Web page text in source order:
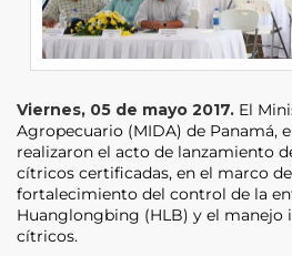
Viernes, 05 de mayo 2017. El
Agropecuario (MIDA) de Panamá,
realizaron el acto de lanzamiento
cítricos certificadas, en el marco
fortalecimiento del control de la
Huanglongbing (HLB) y el manejo
cítricos.